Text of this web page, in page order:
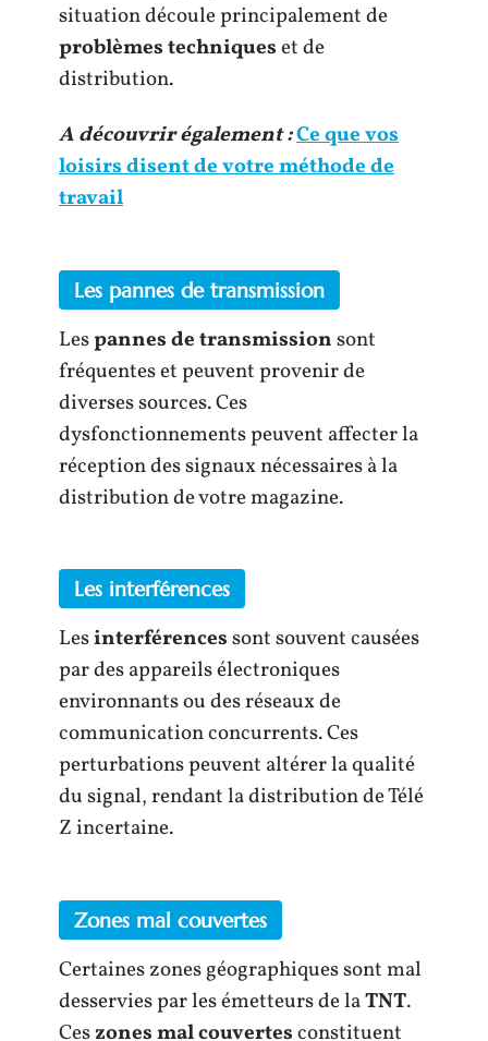
situation découle principalement de
problèmes techniqueset de
distribution.
A découvrir également :Ce que vos
loisirs disent de votre méthode de
travail
Les pannes de transmission
Lespannes de transmissionsont
fréquentes et peuvent provenir de
diverses sources. Ces
dysfonctionnements peuvent affecter la
réception des signaux nécessaires à la
distribution de votre magazine.
Les interférences
Lesinterférencessont souvent causées
par des appareils électroniques
environnants ou des réseaux de
communication concurrents. Ces
perturbations peuvent altérer la qualité
du signal, rendant la distribution de Télé
Z incertaine.
Zones mal couvertes
Certaines zones géographiques sont mal
desservies par les émetteurs de laTNT.
Ceszones mal couvertesconstituent